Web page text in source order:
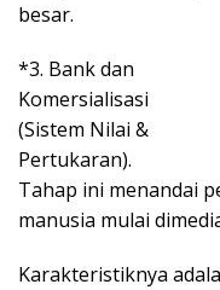
besar.
*3. Bank dan
Komersialisasi
(Sistem Nilai &
Pertukaran).
Tahap ini menandai
manusia mulai
Karakteristiknya